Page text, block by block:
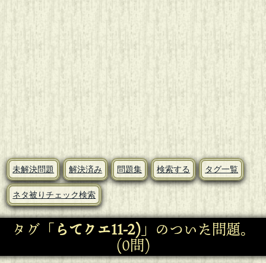
未解決問題 解決済み 問題集 検索する タグ一覧
ネタ被りチェック検索
タグ「 らてクエ11-2)」のついた問題。
(0問)